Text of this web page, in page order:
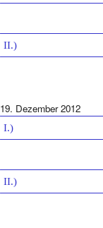
II.)
19. Dezember 2012
I.)
II.)